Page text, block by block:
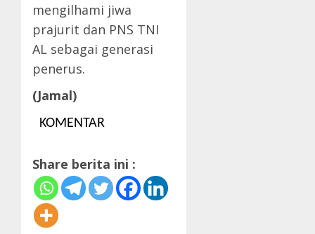
mengilhami jiwa
prajurit dan PNS TNI
AL sebagai generasi
penerus.
(Jamal)
KOMENTAR
Share berita ini :